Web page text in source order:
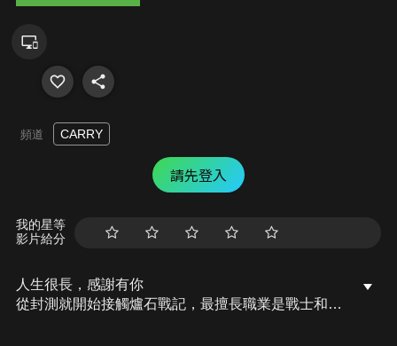
頻道 CARRY
請先登入
我的星等
影片給分
人生很長，感謝有你
從封測就開始接觸爐石戰記，最擅長職業是戰士和牧